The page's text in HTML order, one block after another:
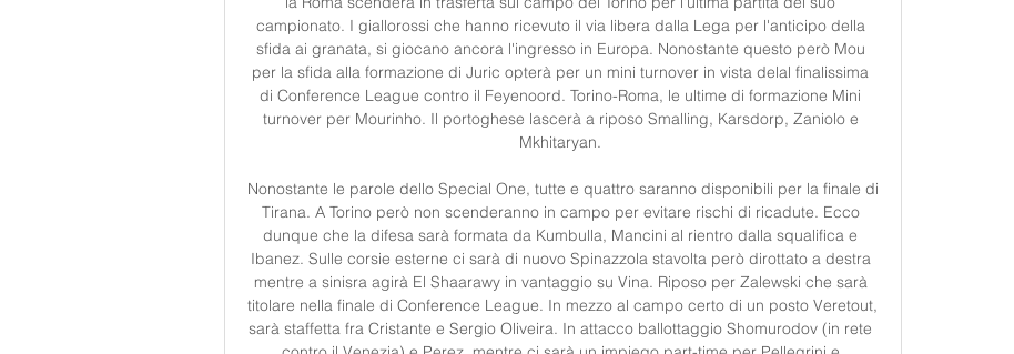
campionato. I giallorossi che hanno ricevuto il via libera dalla Lega per l'anticipo della
sfida ai granata, si giocano ancora l'ingresso in Europa. Nonostante questo però Mou
per la sfida alla formazione di Juric opterà per un mini turnover in vista delal finalissima
di Conference League contro il Feyenoord. Torino-Roma, le ultime di formazione Mini
turnover per Mourinho. Il portoghese lascerà a riposo Smalling, Karsdorp, Zaniolo e
Mkhitaryan.
Nonostante le parole dello Special One, tutte e quattro saranno disponibili per la finale di
Tirana. A Torino però non scenderanno in campo per evitare rischi di ricadute. Ecco
dunque che la difesa sarà formata da Kumbulla, Mancini al rientro dalla squalifica e
Ibanez. Sulle corsie esterne ci sarà di nuovo Spinazzola stavolta però dirottato a destra
mentre a sinisra agirà El Shaarawy in vantaggio su Vina. Riposo per Zalewski che sarà
titolare nella finale di Conference League. In mezzo al campo certo di un posto Veretout,
sarà staffetta fra Cristante e Sergio Oliveira. In attacco ballottaggio Shomurodov (in rete